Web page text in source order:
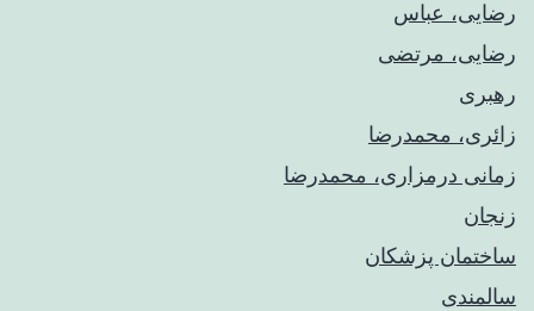
رضایی، عباس
رضایی، مرتضی
رهبری
زائری، محمدرضا
زمانی درمزاری، محمدرضا
زنجان
ساختمان پزشکان
سالمندی